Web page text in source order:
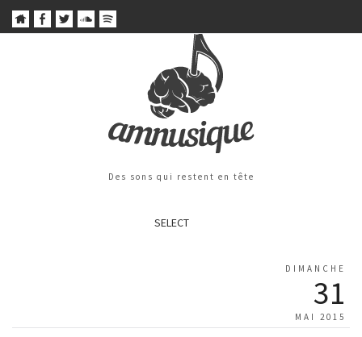
Des sons qui restent en tête
SELECT
DIMANCHE
31
MAI 2015